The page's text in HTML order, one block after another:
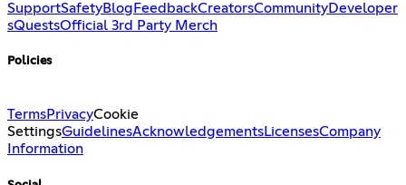
SupportSafetyBlog FeedbackCreatorsCommunityDeveloper
sQuestsOfficial 3rd Party Merch
Policies
TermsPrivacyCookie
SettingsGuidelinesAcknowledgementsLicensesCompany
Information